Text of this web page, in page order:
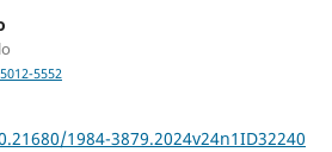
5552
1984-3879.2024v24n1ID32240